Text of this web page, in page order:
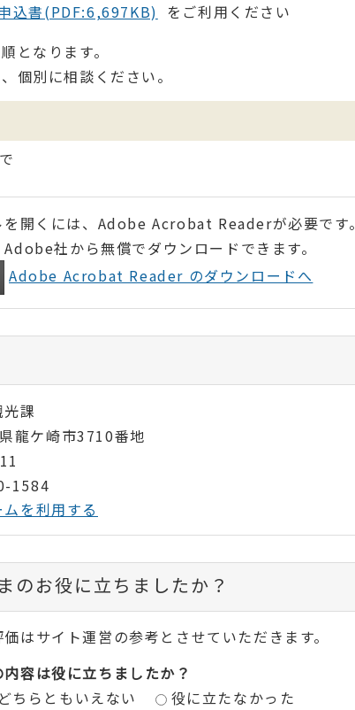
込書(PDF:6,697KB) をご利用ください
となります。
個別に相談ください。
開くには、Adobe Acrobat Readerが必要です。
社から無償でダウンロードできます。
Adobe Acrobat Reader のダウンロードへ
課
龍ケ崎市3710番地
1584
を利用する
のお役に立ちましたか？
はサイト運営の参考とさせていただきます。
容は役に立ちましたか？
どちらともいえない
役に立たなかった